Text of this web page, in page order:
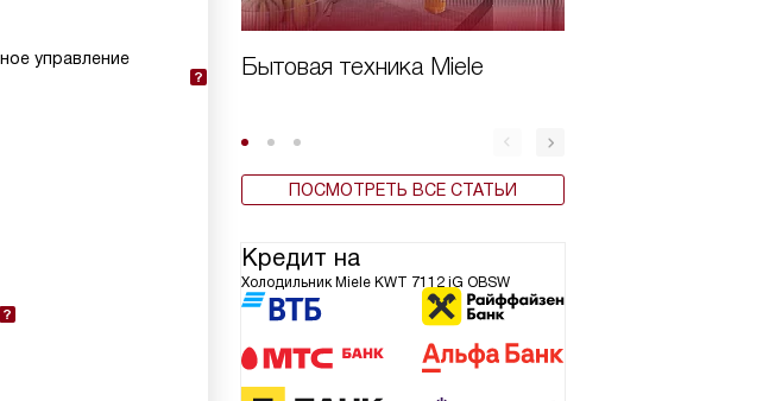
Бытовая техника Miele
ПОСМОТРЕТЬ ВСЕ СТАТЬИ
Кредит на
Холодильник Miele KWT 7112 iG OBSW
управление